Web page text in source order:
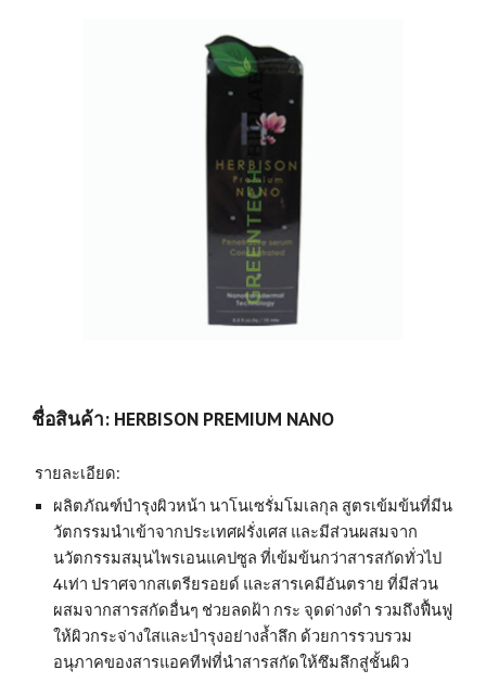
ชื่อสินค้า: HERBISON PREMIUM NANO
รายละเอียด:
ผลิตภัณฑ์บำรุงผิวหน้า นาโนเซรั่มโมเลกุล สูตรเข้มข้นที่มีน
วัตกรรมนำเข้าจากประเทศฝรั่งเศส และมีส่วนผสมจาก
นวัตกรรมสมุนไพรเอนแคปซูล ที่เข้มข้นกว่าสารสกัดทั่วไป
4เท่า ปราศจากสเตรียรอยด์ และสารเคมีอันตราย ที่มีส่วน
ผสมจากสารสกัดอื่นๆ ช่วยลดฝ้า กระ จุดด่างดำ รวมถึงฟื้นฟู
ให้ผิวกระจ่างใสและบำรุงอย่างล้ำลึก ด้วยการรวบรวม
อนุภาคของสารแอคทีฟที่นำสารสกัดให้ซึมลึกสู่ชั้นผิว